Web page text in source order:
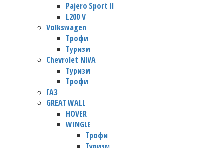
Pajero Sport II
L200 V
Volkswagen
Трофи
Туризм
Chevrolet NIVA
Туризм
Трофи
ГАЗ
GREAT WALL
HOVER
WINGLE
Трофи